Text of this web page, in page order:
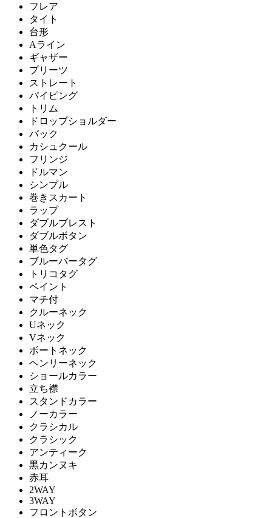
フレア
タイト
台形
Aライン
ギャザー
プリーツ
ストレート
パイピング
トリム
ドロップショルダー
バック
カシュクール
フリンジ
ドルマン
シンプル
巻きスカート
ラップ
ダブルブレスト
ダブルボタン
単色タグ
ブルーバータグ
トリコタグ
ペイント
マチ付
クルーネック
Uネック
Vネック
ボートネック
ヘンリーネック
ショールカラー
立ち襟
スタンドカラー
ノーカラー
クラシカル
クラシック
アンティーク
黒カンヌキ
赤耳
2WAY
3WAY
フロントボタン